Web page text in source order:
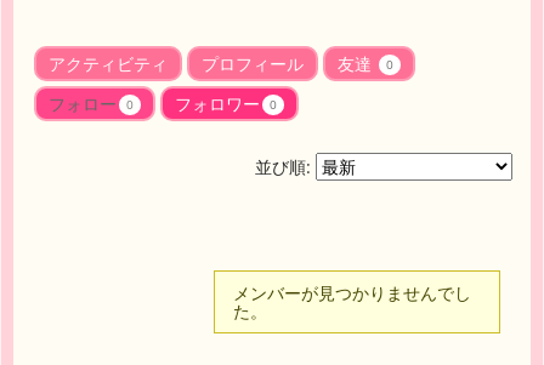
アクティビティ プロフィール 友達 0
フォロー 0 フォロワー 0
並び順:
メンバーが見つかりませんでし
た。